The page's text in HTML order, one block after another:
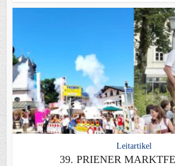
Leitartikel
39. PRIENER